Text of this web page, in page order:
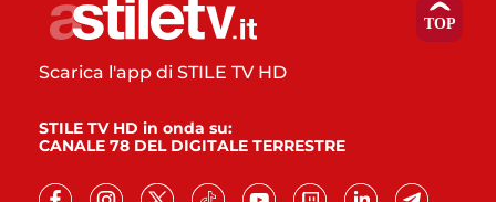
Scarica l'app di STILE TV HD
STILE TV HD in onda su:
CANALE 78 DEL DIGITALE TERRESTRE